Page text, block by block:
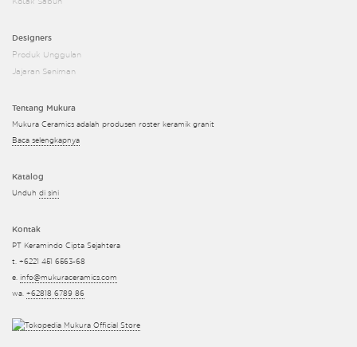
Kotak Sabun
Designers
Produk Unggulan
Jajaran Seniman
Tentang Mukura
Mukura Ceramics adalah produsen roster keramik granit
Baca selengkapnya
Katalog
Unduh di sini
Kontak
PT Keramindo Cipta Sejahtera
t. +6221 451 6563-68
e. info@mukuraceramics.com
wa. +62818 6789 86